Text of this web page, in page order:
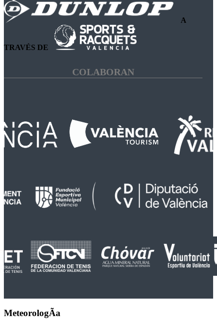
A
TRAVÉS DE
COLABORAN
MeteorologÃ­a